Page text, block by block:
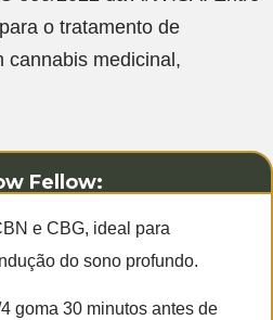
o tratamento de
cannabis medicinal,
Fellow:
e CBG, ideal para
do sono profundo.
goma 30 minutos antes de